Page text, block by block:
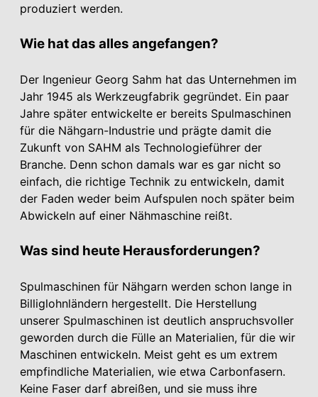
produziert werden.
Wie hat das alles angefangen?
Der Ingenieur Georg Sahm hat das Unter­nehmen im
Jahr 1945 als Werkzeugfabrik gegründet. Ein paar
Jahre später entwickelte er bereits Spulmaschinen
für die Nähgarn-Industrie und prägte damit die
Zukunft von SAHM als Technologieführer der
Branche. Denn schon damals war es gar nicht so
einfach, die richtige Technik zu entwickeln, damit
der Faden weder beim Aufspulen noch später beim
Abwickeln auf einer Nähmaschine reißt.
Was sind heute Herausforderungen?
Spulmaschinen für Nähgarn werden schon lange in
Billiglohnländern hergestellt. Die Herstellung
unserer Spulmaschinen ist deutlich anspruchsvoller
geworden durch die Fülle an Materialien, für die wir
Maschinen entwickeln. Meist geht es um extrem
empfindliche Materialien, wie etwa Carbonfasern.
Keine Faser darf abreißen, und sie muss ihre